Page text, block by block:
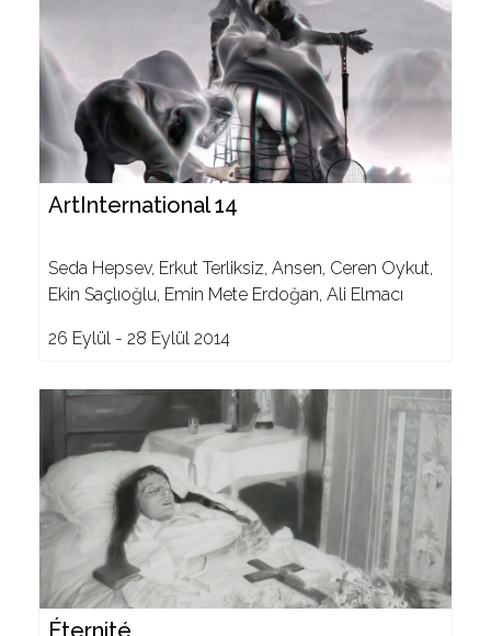
ArtInternational 14
Seda Hepsev, Erkut Terliksiz, Ansen, Ceren Oykut,
Ekin Saçlıoğlu, Emin Mete Erdoğan, Ali Elmacı
26 Eylül - 28 Eylül 2014
Éternité